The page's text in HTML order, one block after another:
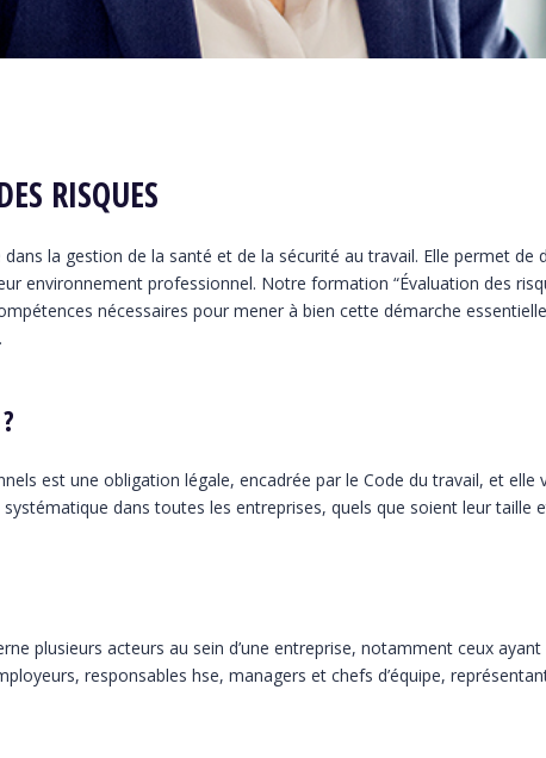
RISQUES
la gestion de la santé et de la sécurité au travail. Elle permet
environnement professionnel. Notre formation “Évaluation des
nécessaires pour mener à bien cette démarche
est une obligation légale, encadrée par le Code du travail, et
dans toutes les entreprises, quels que soient leur taille
plusieurs acteurs au sein d’une entreprise, notamment ceux
responsables hse, managers et chefs d’équipe,